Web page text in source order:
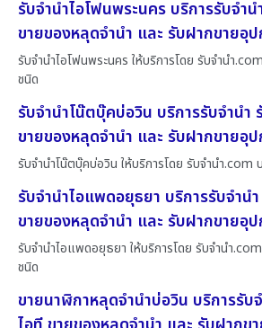
รับจำนำไอโฟนพระนคร บริการรับจำ
ขายของหลุดจำนำ และ รับฝากขายอุ
รับจำนำไอโฟนพระนคร ให้บริการโดย รับจํานํา
ชนิด
รับจำนำโน๊ตบุ๊คบ่อวิน บริการรับจำน
ขายของหลุดจำนำ และ รับฝากขายอุ
รับจำนำโน๊ตบุ๊คบ่อวิน ให้บริการโดย รับจํานํา.com
รับจำนำไอแพดอยุธยา บริการรับจำ
ขายของหลุดจำนำ และ รับฝากขายอุ
รับจำนำไอแพดอยุธยา ให้บริการโดย รับจํานํา
ชนิด
ขายนาฬิกาหลุดจำนำบ่อวิน บริการรั